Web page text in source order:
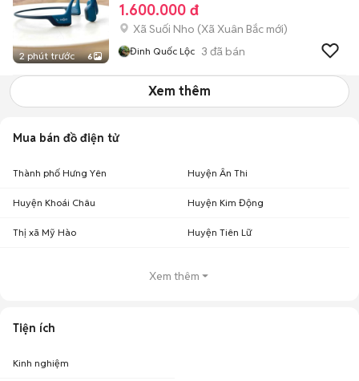
2 phút trước 6
1.600.000 đ
Xã Suối Nho (Xã Xuân Bắc mới)
Đinh Quốc Lộc 3 đã bán
Xem thêm
Mua bán đồ điện tử
Thành phố Hưng Yên Huyện Ân Thi
Huyện Khoái Châu Huyện Kim Động
Thị xã Mỹ Hào Huyện Tiên Lữ
Xem thêm
Tiện ích
Kinh nghiệm